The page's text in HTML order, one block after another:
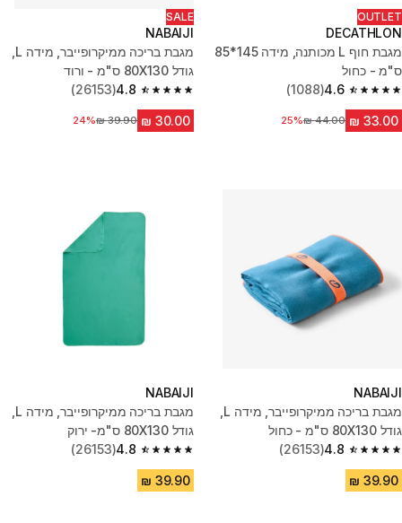
OUTLET
DECATHLON
מגבת חוף L מכותנה, מידה 145*85
ס"מ - כחול
4.6
4.6 out of 5 stars from 1088 reviews
(1088)
מחיר לפני הנחה‏44.00 ₪
25%
SALE
NABAIJI
גודל 80X130 ס"מ - ורוד
4.8
4.8 out of 5 stars from 26153 reviews
(26153)
מחיר לפני הנחה‏39.90 ₪
24%
NABAIJI
גודל 80X130 ס"מ - כחול
4.8
4.8 out of 5 stars from 26153 reviews
(26153)
NABAIJI
גודל 80X130 ס"מ- ירוק
4.8
4.8 out of 5 stars from 26153 reviews
(26153)